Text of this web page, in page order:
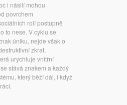
i násilí mohou
povrchem
rolí postupně
to nese. V cyklu se
úniku, nejde však o
zkrat,
urychluje vnitřní
stává znakem a každý
který běží dál, i když